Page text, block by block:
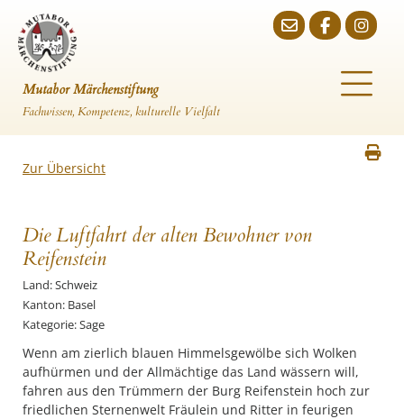
Mutabor Märchenstiftung
Fachwissen, Kompetenz, kulturelle Vielfalt
Zur Übersicht
Die Luftfahrt der alten Bewohner von
Reifenstein
Land: Schweiz
Kanton: Basel
Kategorie: Sage
Wenn am zierlich blauen Himmelsgewölbe sich Wolken
aufhürmen und der Allmächtige das Land wässern will,
fahren aus den Trümmern der Burg Reifenstein hoch zur
friedlichen Sternenwelt Fräulein und Ritter in feurigen